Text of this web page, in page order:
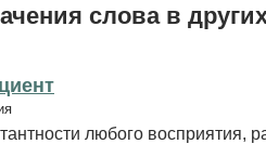
слова в
любого восприятия,